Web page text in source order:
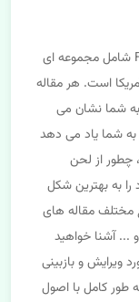
کتاب Fiske Real College Essays That Work شامل مجموعه ای
است. هر مقاله
شما نشان می
به شما یاد می دهد
چطور از لحن
به بهترین شکل
مختلف مقاله های
... آشنا خواهید
ویرایش و بازبینی
طور کامل با اصول